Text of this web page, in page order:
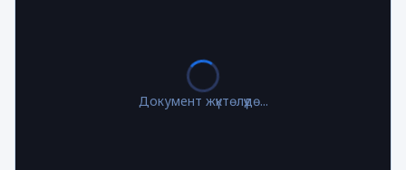
Документ жүктөлүүдө...